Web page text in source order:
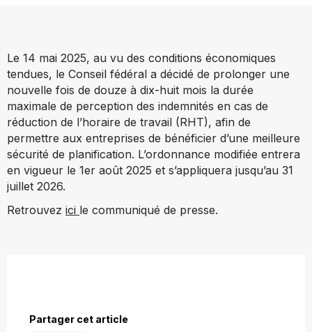
Le 14 mai 2025, au vu des conditions économiques
tendues, le Conseil fédéral a décidé de prolonger une
nouvelle fois de douze à dix-huit mois la durée
maximale de perception des indemnités en cas de
réduction de l’horaire de travail (RHT), afin de
permettre aux entreprises de bénéficier d’une meilleure
sécurité de planification. L’ordonnance modifiée entrera
en vigueur le 1er août 2025 et s’appliquera jusqu’au 31
juillet 2026.
Retrouvez ici le communiqué de presse.
Partager cet article